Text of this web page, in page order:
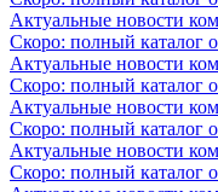
Актуальные новости
Скоро: полный каталог
Актуальные новости
Скоро: полный каталог
Актуальные новости
Скоро: полный каталог
Актуальные новости
Скоро: полный каталог